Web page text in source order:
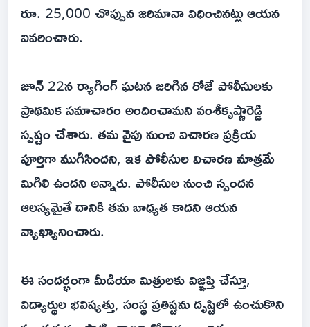
రూ. 25,000 చొప్పున జరిమానా విధించినట్లు ఆయన
వివరించారు.
జూన్ 22న ర్యాగింగ్ ఘటన జరిగిన రోజే పోలీసులకు
ప్రాథమిక సమాచారం అందించామని వంశీకృష్ణారెడ్డి
స్పష్టం చేశారు. తమ వైపు నుంచి విచారణ ప్రక్రియ
పూర్తిగా ముగిసిందని, ఇక పోలీసుల విచారణ మాత్రమే
మిగిలి ఉందని అన్నారు. పోలీసుల నుంచి స్పందన
ఆలస్యమైతే దానికి తమ బాధ్యత కాదని ఆయన
వ్యాఖ్యానించారు.
ఈ సందర్భంగా మీడియా మిత్రులకు విజ్ఞప్తి చేస్తూ,
విద్యార్థుల భవిష్యత్తు, సంస్థ ప్రతిష్టను దృష్టిలో ఉంచుకొని